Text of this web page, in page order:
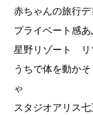
赤ちゃんの旅行
プライベート感
星野リゾート リ
うちで体を動か
ゃ
スタジオアリス